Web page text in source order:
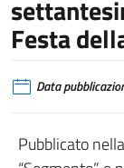
Festa
Data
Pubblicato